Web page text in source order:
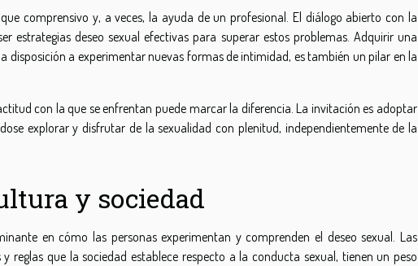
comprensivo y, a veces, la ayuda de un profesional. El diálogo abierto con la
estrategias deseo sexual efectivas para superar estos problemas. Adquirir una
disposición a experimentar nuevas formas de intimidad, es también un pilar en la
con la que se enfrentan puede marcar la diferencia. La invitación es adoptar
explorar y disfrutar de la sexualidad con plenitud, independientemente de la
y sociedad
en cómo las personas experimentan y comprenden el deseo sexual. Las
reglas que la sociedad establece respecto a la conducta sexual, tienen un peso